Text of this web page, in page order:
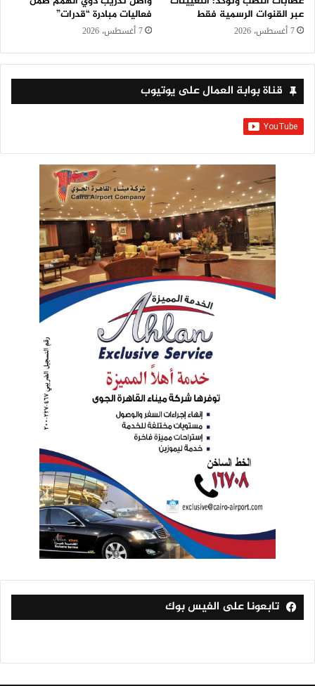
عبر القنوات الرسمية فقط
7 أغسطس، 2026
فعاليات مبادرة “قدرات”
7 أغسطس، 2026
قناة بوابة العمال على يوتيوب
تابعونا على الفيس بوك